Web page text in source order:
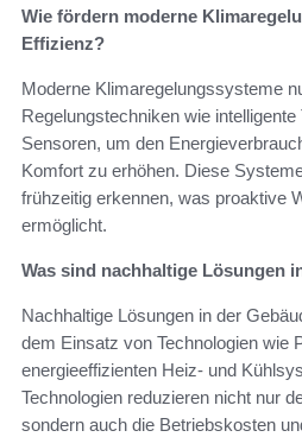
Wie fördern moderne
Effizienz?
Moderne Klimaregelungssysteme
Regelungstechniken wie
Sensoren, um den
Komfort zu erhöhen. Diese
frühzeitig erkennen, was proaktive
ermöglicht.
Was sind nachhaltige Lösungen
Nachhaltige Lösungen in der
dem Einsatz von Technologien wie
energieeffizienten Heiz- und
Technologien reduzieren nicht nur
sondern auch die Betriebskosten